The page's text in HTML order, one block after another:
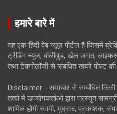
हमारे बारे में
यह एक हिंदी वेब न्यूज़ पोर्टल है जिसमें
ट्रेंडिंग न्यूज, बॉलीवुड, खेल जगत,
तथा टेक्नोलॉजी से संबंधित खबरें पोस्ट की
Disclaimer - समाचार से सम्बंधित
तत्वों में उपयोगकर्ताओं द्वारा प्रस्तुत
शामिल होगी स्वामी, मुद्रक, प्रकाशक,